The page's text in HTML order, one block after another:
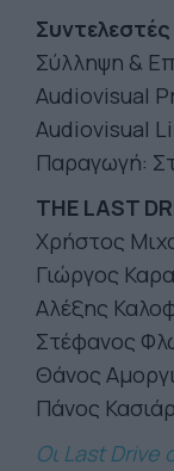
Συντελεστές
Σύλληψη &
Audiovisual
Audiovisual
Παραγωγή:
THE LAST
Χρήστος
Γιώργος
Αλέξης
Στέφανος
Θάνος
Πάνος
Οι Last Drive